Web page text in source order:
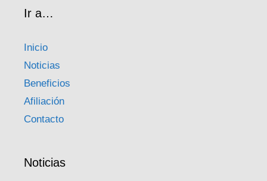
Ir a…
Inicio
Noticias
Beneficios
Afiliación
Contacto
Noticias